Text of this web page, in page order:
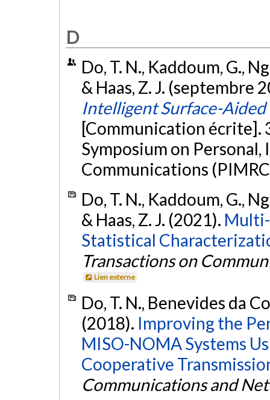
D
Do, T. N., Kaddoum, G.,
& Haas, Z. J. (septembre
Intelligent Surface-
[Communication écrite].
Symposium on
Communications
Do, T. N., Kaddoum, G.,
& Haas, Z. J. (2021).
Statistical
Transactions on
Lien externe
Do, T. N., Benevides da
(2018). Improving the
MISO-NOMA Systems
Cooperative
Communications and